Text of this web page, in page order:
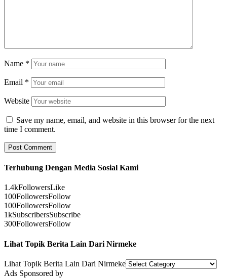
Name *
Email *
Website
Save my name, email, and website in this browser for the next
time I comment.
Terhubung Dengan Media Sosial Kami
1.4kFollowersLike
100FollowersFollow
100FollowersFollow
1kSubscribersSubscribe
300FollowersFollow
Lihat Topik Berita Lain Dari Nirmeke
Lihat Topik Berita Lain Dari Nirmeke
Ads Sponsored by